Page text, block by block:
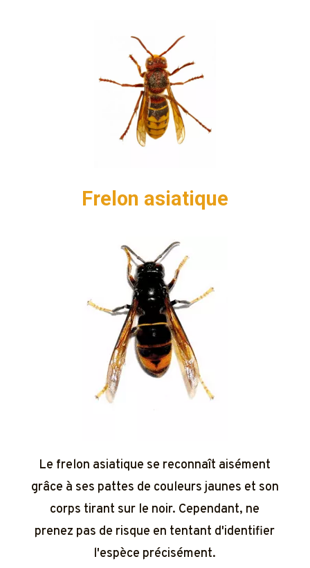
Frelon asiatique
Le frelon asiatique se reconnaît aisément
grâce à ses pattes de couleurs jaunes et son
corps tirant sur le noir. Cependant, ne
prenez pas de risque en tentant d'identifier
l'espèce précisément.